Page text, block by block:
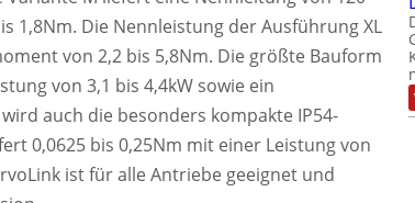
1,8Nm. Die Nennleistung der Ausführung XL
von 2,2 bis 5,8Nm. Die größte Bauform
von 3,1 bis 4,4kW sowie ein
auch die besonders kompakte IP54-
0,0625 bis 0,25Nm mit einer Leistung von
ist für alle Antriebe geeignet und